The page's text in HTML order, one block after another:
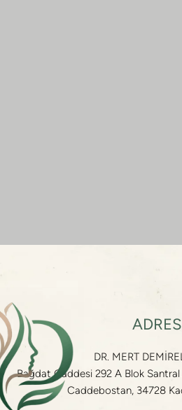
Bağdat Caddesi 292 A Blok Santral
Caddebostan, 34728